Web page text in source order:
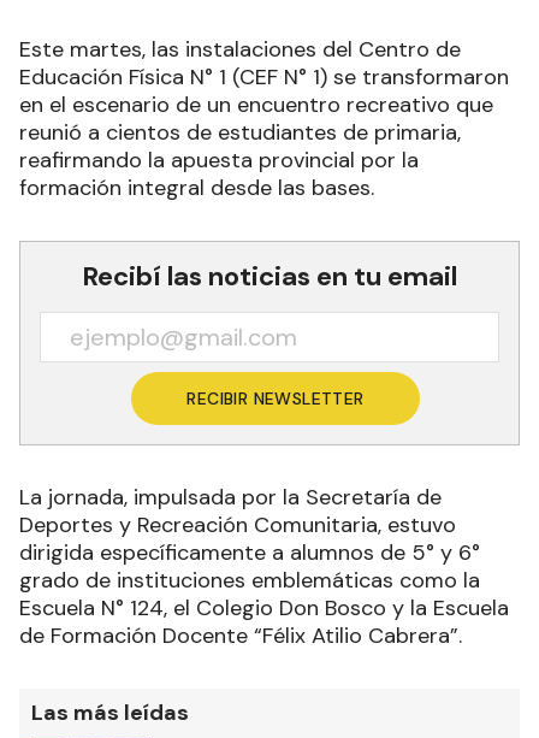
Este martes, las instalaciones del Centro de
Educación Física N° 1 (CEF N° 1) se transformaron
en el escenario de un encuentro recreativo que
reunió a cientos de estudiantes de primaria,
reafirmando la apuesta provincial por la
formación integral desde las bases.
Recibí las noticias en tu email
RECIBIR NEWSLETTER
La jornada, impulsada por la Secretaría de
Deportes y Recreación Comunitaria, estuvo
dirigida específicamente a alumnos de 5° y 6°
grado de instituciones emblemáticas como la
Escuela N° 124, el Colegio Don Bosco y la Escuela
de Formación Docente “Félix Atilio Cabrera”.
Las más leídas